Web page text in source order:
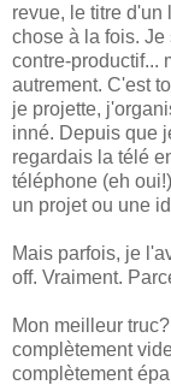
revue, le titre d'un
chose à la fois.
contre-productif...
autrement. C'est
je projette,
inné. Depuis que
regardais la télé
téléphone (eh
un projet ou une
Mais parfois, je
off. Vraiment.
Mon meilleur
complètement
complètement